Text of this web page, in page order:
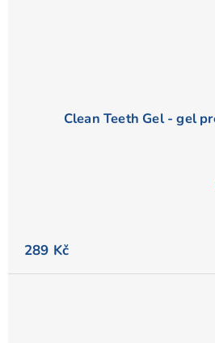
Clean Teeth Gel - gel
je
289 Kč